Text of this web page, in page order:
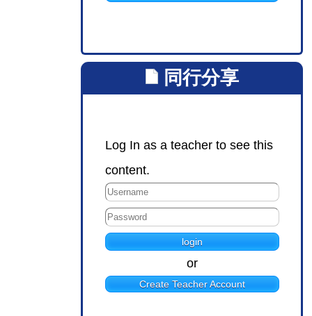
同行分享
Log In as a teacher to see this
content.
or
Create Teacher Account